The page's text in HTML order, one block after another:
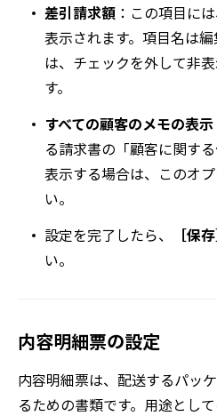
差引請求額 ：この項目に
表示されます。項目名は
は、チェックを外して非
す。
すべての顧客のメモの表示
る請求書の「顧客に関す
表示する場合は、このオ
い。
設定を完了したら、
［保存
い。
内容明細票の設定
内容明細票は、配送するパッ
るための書類です。用途とし